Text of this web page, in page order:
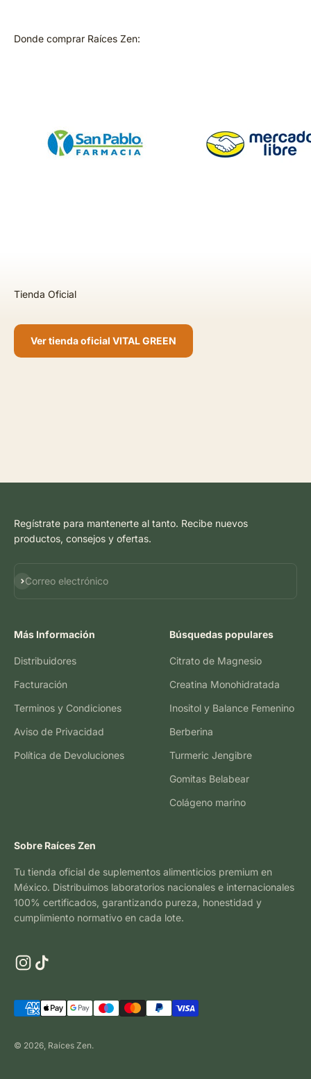
Donde comprar Raíces Zen:
Ver tienda oficial VITAL GREEN
Regístrate para mantenerte al tanto. Recibe nuevos
productos, consejos y ofertas.
Correo electrónico
Suscribirse
Más Información
Distribuidores
Facturación
Terminos y Condiciones
Aviso de Privacidad
Política de Devoluciones
Búsquedas populares
Citrato de Magnesio
Creatina Monohidratada
Inositol y Balance Femenino
Berberina
Turmeric Jengibre
Gomitas Belabear
Colágeno marino
Sobre Raíces Zen
Tu tienda oficial de suplementos alimenticios premium en
México. Distribuimos laboratorios nacionales e internacionales
100% certificados, garantizando pureza, honestidad y
cumplimiento normativo en cada lote.
© 2026, Raíces Zen.